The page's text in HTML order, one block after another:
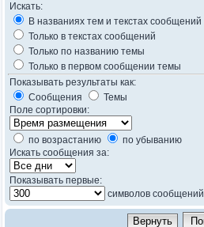
Искать:
В названиях тем и текстах сообщений
Только в текстах сообщений
Только по названию темы
Только в первом сообщении темы
Показывать результаты как:
Сообщения
Темы
Поле сортировки:
по возрастанию
по убыванию
Искать сообщения за:
Показывать первые:
символов сообщений